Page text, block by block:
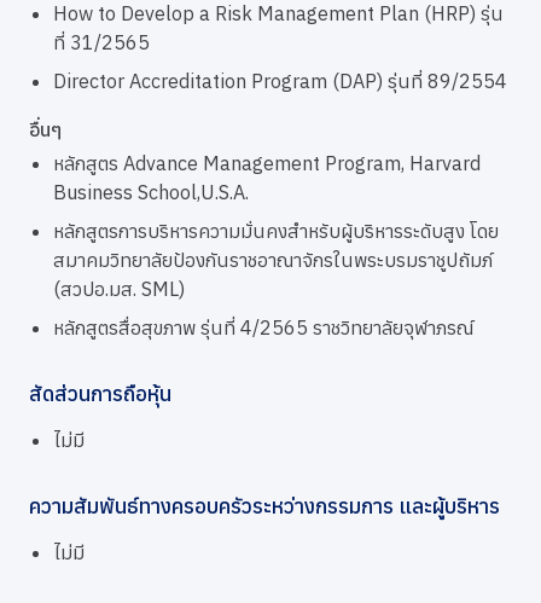
How to Develop a Risk Management Plan (HRP) รุ่น
ที่ 31/2565
Director Accreditation Program (DAP) รุ่นที่ 89/2554
อื่นๆ
หลักสูตร Advance Management Program, Harvard
Business School,U.S.A.
หลักสูตรการบริหารความมั่นคงสำหรับผู้บริหารระดับสูง โดย
สมาคมวิทยาลัยป้องกันราชอาณาจักรในพระบรมราชูปถัมภ์
(สวปอ.มส. SML)
หลักสูตรสื่อสุขภาพ รุ่นที่ 4/2565 ราชวิทยาลัยจุฬาภรณ์
สัดส่วนการถือหุ้น
ไม่มี
ความสัมพันธ์ทางครอบครัวระหว่างกรรมการ และผู้บริหาร
ไม่มี